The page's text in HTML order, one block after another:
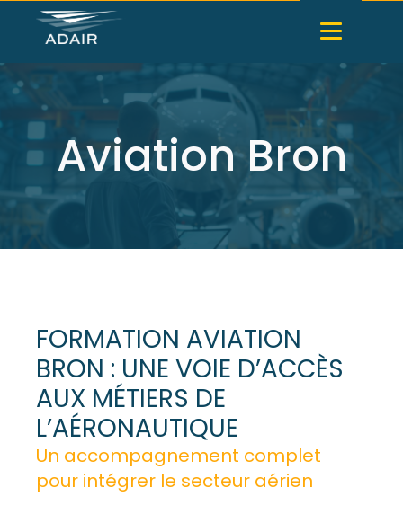
Aviation Bron
FORMATION AVIATION
BRON : UNE VOIE D’ACCÈS
AUX MÉTIERS DE
L’AÉRONAUTIQUE
Un accompagnement complet
pour intégrer le secteur aérien